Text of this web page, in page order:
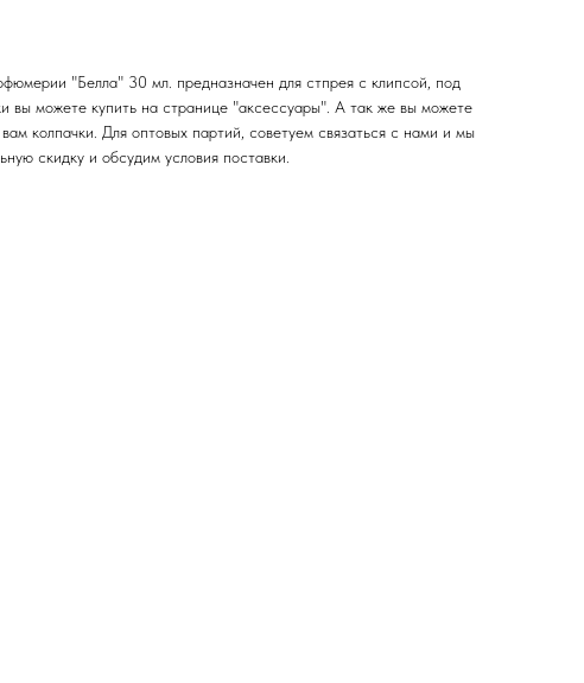
"Белла" 30 мл. предназначен для стпрея с клипсой, под
вы можете купить на странице "аксессуары". А так же вы можете
колпачки. Для оптовых партий, советуем связаться с нами и мы
скидку и обсудим условия поставки.